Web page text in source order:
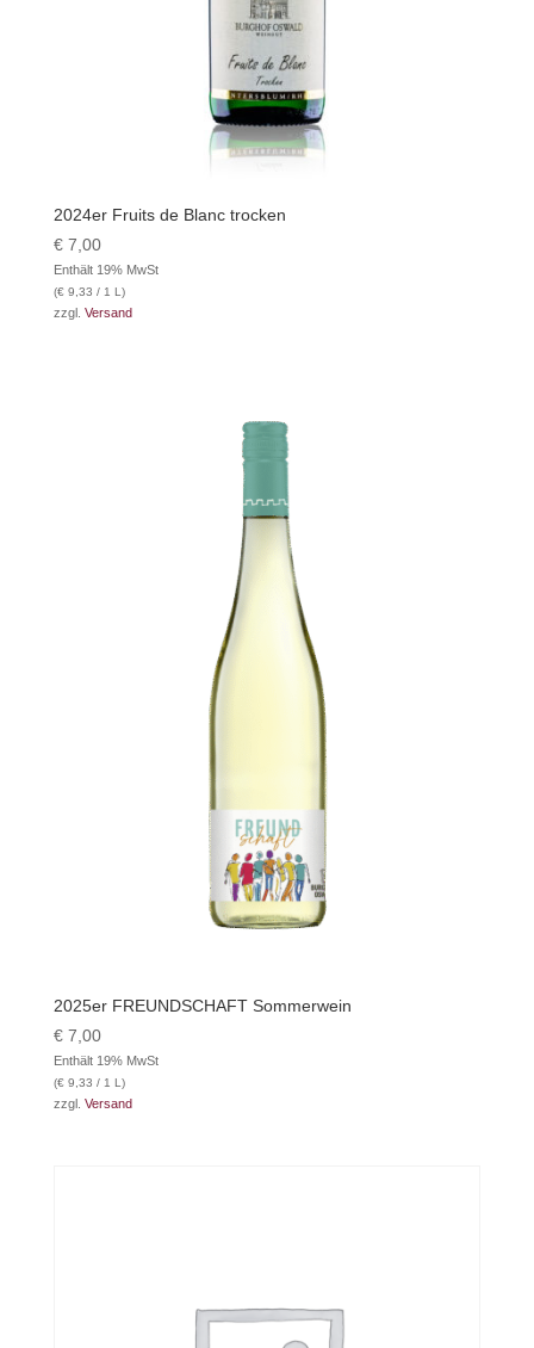
2024er Fruits de Blanc trocken
€7,00
Enthält 19% MwSt
(€9,33 / 1 L)
zzgl. Versand
2025er FREUNDSCHAFT Sommerwein
€7,00
Enthält 19% MwSt
(€9,33 / 1 L)
zzgl. Versand